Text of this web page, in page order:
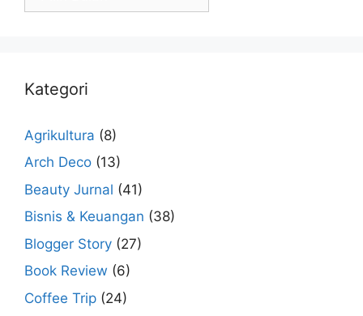
Kategori
Agrikultura (8)
Arch Deco (13)
Beauty Jurnal (41)
Bisnis & Keuangan (38)
Blogger Story (27)
Book Review (6)
Coffee Trip (24)